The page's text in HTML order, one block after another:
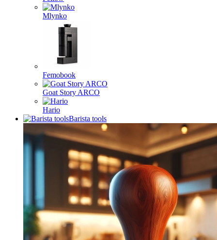
Mlynko
Femobook
Goat Story ARCO
Hario
Barista tools